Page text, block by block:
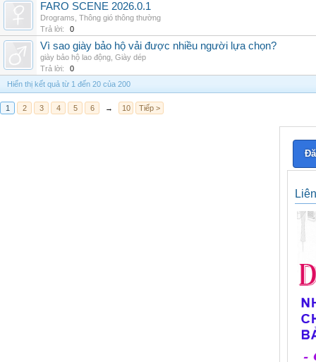
FARO SCENE 2026.0.1
Drograms Thông gió thông thường
Trả lời:
0
Vì sao giày bảo hộ vải được nhiều người lựa chọn?
giày bảo hộ lao động Giày dép
Trả lời:
0
Hiển thị kết quả từ 1 đến 20 của 200
1 2 3 4 5 6 → 10 Tiếp >